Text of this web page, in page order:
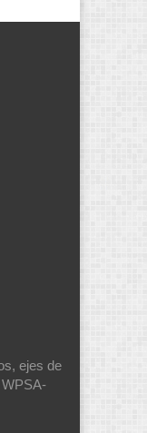
ejes de
WPSA-